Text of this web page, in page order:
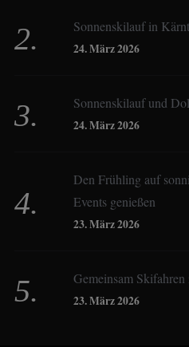
Christoph Schrahe
Derk Hoberg
Dominique Schroller
Sonnenskilauf in
24. März 2026
Sonnenskilauf und
24. März 2026
Den Frühling auf
Events genießen
23. März 2026
Gemeinsam
23. März 2026